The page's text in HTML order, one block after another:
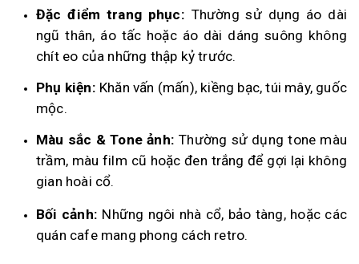
Đặc điểm trang phục: Thường sử dụng áo dài
ngũ thân, áo tấc hoặc áo dài dáng suông không
chít eo của những thập kỷ trước.
Phụ kiện: Khăn vấn (mấn), kiềng bạc, túi mây, guốc
mộc.
Màu sắc & Tone ảnh: Thường sử dụng tone màu
trầm, màu film cũ hoặc đen trắng để gợi lại không
gian hoài cổ.
Bối cảnh: Những ngôi nhà cổ, bảo tàng, hoặc các
quán cafe mang phong cách retro.